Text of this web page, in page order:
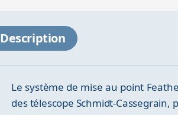
Description
Le système de mise au point
des télescope Schmidt-